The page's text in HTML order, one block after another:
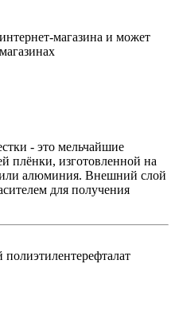
магазина и может
- это мельчайшие
плёнки, изготовленной на
или алюминия. Внешний слой
для получения